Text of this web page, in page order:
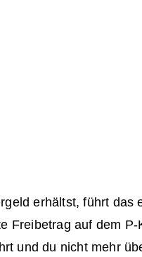
erhältst, führt das
Freibetrag auf dem
und du nicht mehr